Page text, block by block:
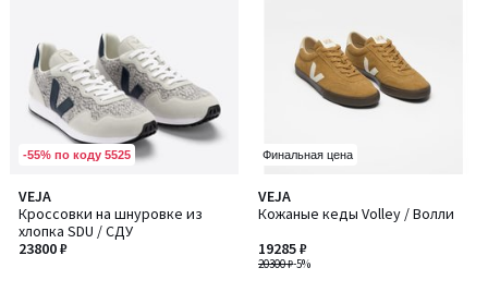
-55% по коду 5525
VEJA
Кроссовки на шнуровке из
хлопка SDU / СДУ
23800 ₽
Финальная цена
VEJA
Кожаные кеды Volley / Волли
20300 ₽-5%
19285 ₽
5
/